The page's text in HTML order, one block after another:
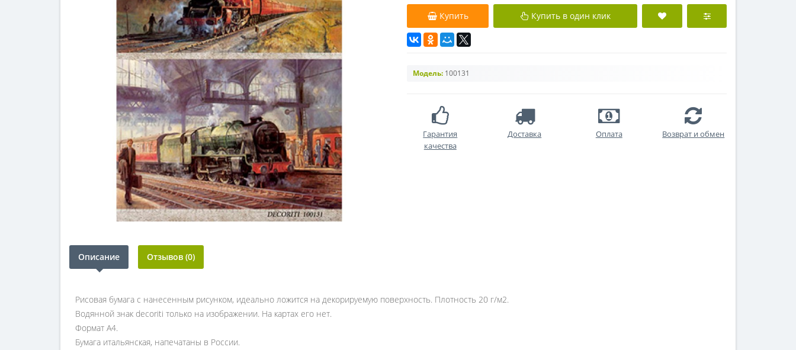
Купить Купить в один клик
Модель: 100131
Гарантия
качества
Доставка Оплата Возврат и обмен
Описание Отзывов (0)
Рисовая бумага с нанесенным рисунком, идеально ложится на декорируемую поверхность. Плотность 20 г/м2.
Водянной знак decoriti только на изображении. На картах его нет.
Формат А4.
Бумага итальянская, напечатаны в России.